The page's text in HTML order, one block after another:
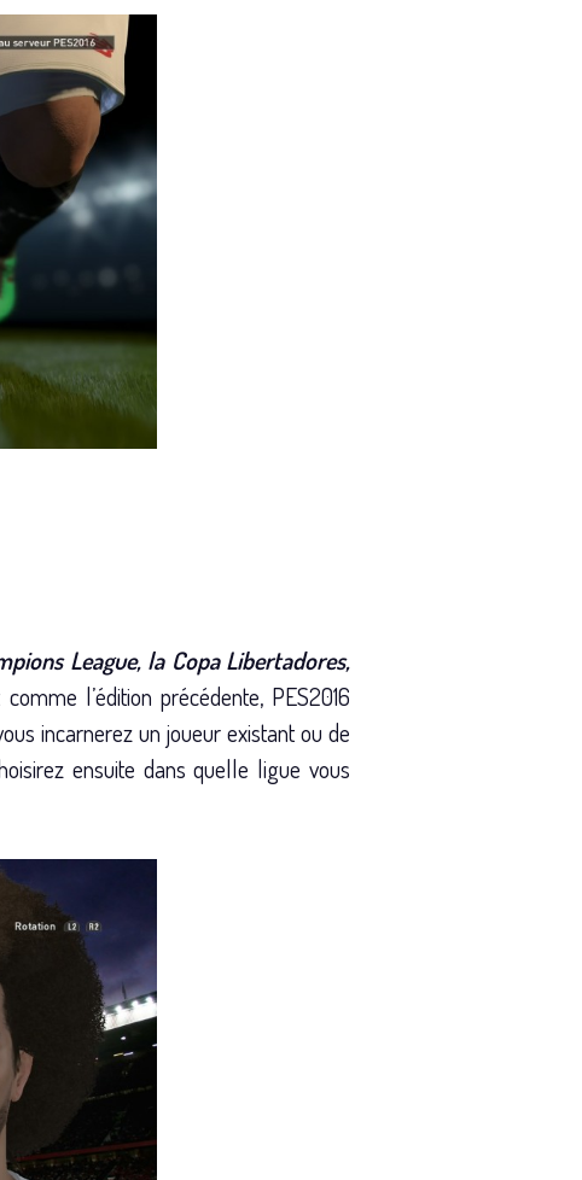
League, la Copa Libertadores,
comme l’édition précédente, PES2016
incarnerez un joueur existant ou de
ensuite dans quelle ligue vous